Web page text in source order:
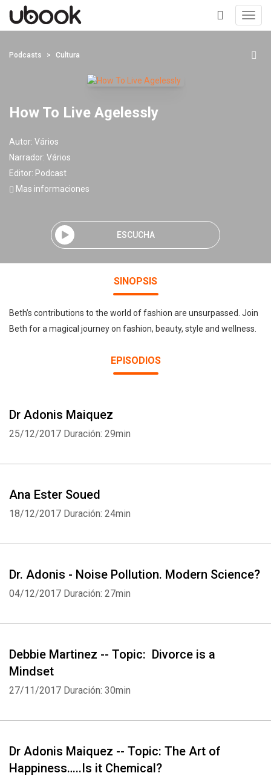
+
Podcasts Cultura
How To Live Agelessly
Autor: Vários
Narrador: Vários
Editor: Podcast
Mas informaciones
ESCUCHA
SINOPSIS
Beth’s contributions to the world of fashion are unsurpassed. Join
Beth for a magical journey on fashion, beauty, style and wellness.
EPISODIOS
Dr Adonis Maiquez
25/12/2017 Duración: 29min
Ana Ester Soued
18/12/2017 Duración: 24min
Dr. Adonis - Noise Pollution. Modern Science?
04/12/2017 Duración: 27min
Debbie Martinez -- Topic: Divorce is a
Mindset
27/11/2017 Duración: 30min
Dr Adonis Maiquez -- Topic: The Art of
Happiness…..Is it Chemical?